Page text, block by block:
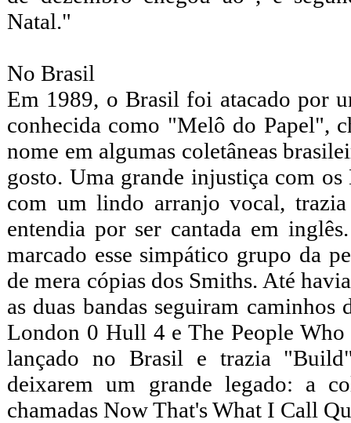
Natal."
No Brasil
Em 1989, o Brasil foi atacado por
conhecida como "Melô do Papel",
nome em algumas coletâneas
gosto. Uma grande injustiça com
com um lindo arranjo vocal,
entendia por ser cantada em
marcado esse simpático grupo da
de mera cópias dos Smiths. Até
as duas bandas seguiram
London 0 Hull 4 e The People
lançado no Brasil e trazia
deixarem um grande legado: a
chamadas Now That's What I Call